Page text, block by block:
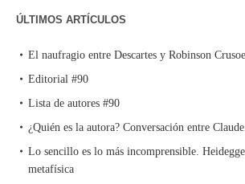
ÚLTIMOS ARTÍCULOS
El naufragio entre Descartes y Robinson
Editorial #90
Lista de autores #90
¿Quién es la autora? Conversación entre
Lo sencillo es lo más incomprensible.
metafísica